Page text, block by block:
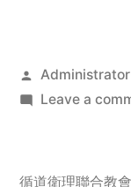
Posted
by
Administrator
Leave a
循道衛理聯合教